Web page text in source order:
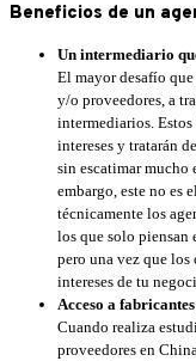
Beneficios de un
Un intermediario
El mayor desafío
y/o proveedores, a
intermediarios.
intereses y tratarán
sin escatimar mucho
embargo, este no es
técnicamente los
los que solo piensan
pero una vez que los
intereses de tu
Acceso a
Cuando realiza
proveedores en